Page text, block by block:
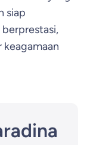
siap
keagamaan